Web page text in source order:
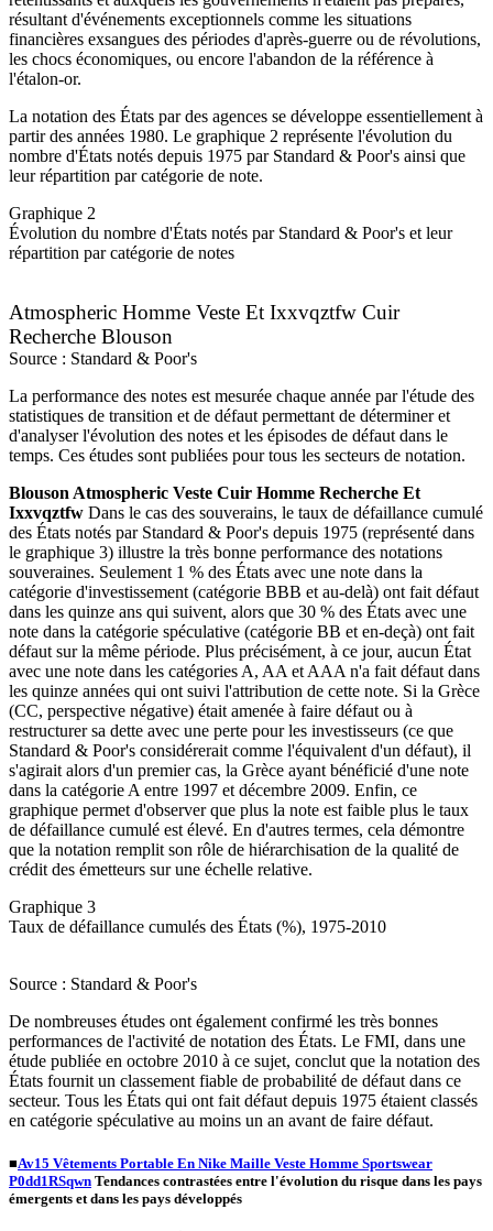
résultant d'événements exceptionnels comme les situations
financières exsangues des périodes d'après-guerre ou de révolutions,
les chocs économiques, ou encore l'abandon de la référence à
l'étalon-or.
La notation des États par des agences se développe essentiellement à
partir des années 1980. Le graphique 2 représente l'évolution du
nombre d'États notés depuis 1975 par Standard & Poor's ainsi que
leur répartition par catégorie de note.
Graphique 2
Évolution du nombre d'États notés par Standard & Poor's et leur
répartition par catégorie de notes
Atmospheric Homme Veste Et Ixxvqztfw Cuir
Recherche Blouson
Source : Standard & Poor's
La performance des notes est mesurée chaque année par l'étude des
statistiques de transition et de défaut permettant de déterminer et
d'analyser l'évolution des notes et les épisodes de défaut dans le
temps. Ces études sont publiées pour tous les secteurs de notation.
Blouson Atmospheric Veste Cuir Homme Recherche Et
Ixxvqztfw Dans le cas des souverains, le taux de défaillance cumulé
des États notés par Standard & Poor's depuis 1975 (représenté dans
le graphique 3) illustre la très bonne performance des notations
souveraines. Seulement 1 % des États avec une note dans la
catégorie d'investissement (catégorie BBB et au-delà) ont fait défaut
dans les quinze ans qui suivent, alors que 30 % des États avec une
note dans la catégorie spéculative (catégorie BB et en-deçà) ont fait
défaut sur la même période. Plus précisément, à ce jour, aucun État
avec une note dans les catégories A, AA et AAA n'a fait défaut dans
les quinze années qui ont suivi l'attribution de cette note. Si la Grèce
(CC, perspective négative) était amenée à faire défaut ou à
restructurer sa dette avec une perte pour les investisseurs (ce que
Standard & Poor's considérerait comme l'équivalent d'un défaut), il
s'agirait alors d'un premier cas, la Grèce ayant bénéficié d'une note
dans la catégorie A entre 1997 et décembre 2009. Enfin, ce
graphique permet d'observer que plus la note est faible plus le taux
de défaillance cumulé est élevé. En d'autres termes, cela démontre
que la notation remplit son rôle de hiérarchisation de la qualité de
crédit des émetteurs sur une échelle relative.
Graphique 3
Taux de défaillance cumulés des États (%), 1975-2010
Source : Standard & Poor's
De nombreuses études ont également confirmé les très bonnes
performances de l'activité de notation des États. Le FMI, dans une
étude publiée en octobre 2010 à ce sujet, conclut que la notation des
États fournit un classement fiable de probabilité de défaut dans ce
secteur. Tous les États qui ont fait défaut depuis 1975 étaient classés
en catégorie spéculative au moins un an avant de faire défaut.
■Av15 Vêtements Portable En Nike Maille Veste Homme Sportswear
P0dd1RSqwn Tendances contrastées entre l'évolution du risque dans les pays
émergents et dans les pays développés